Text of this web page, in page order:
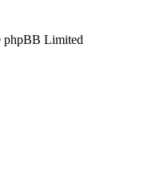
Limited